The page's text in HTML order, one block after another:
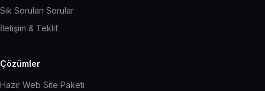
Sık Sorulan Sorular
İletişim & Teklif
Çözümler
Hazır Web Site Paketi